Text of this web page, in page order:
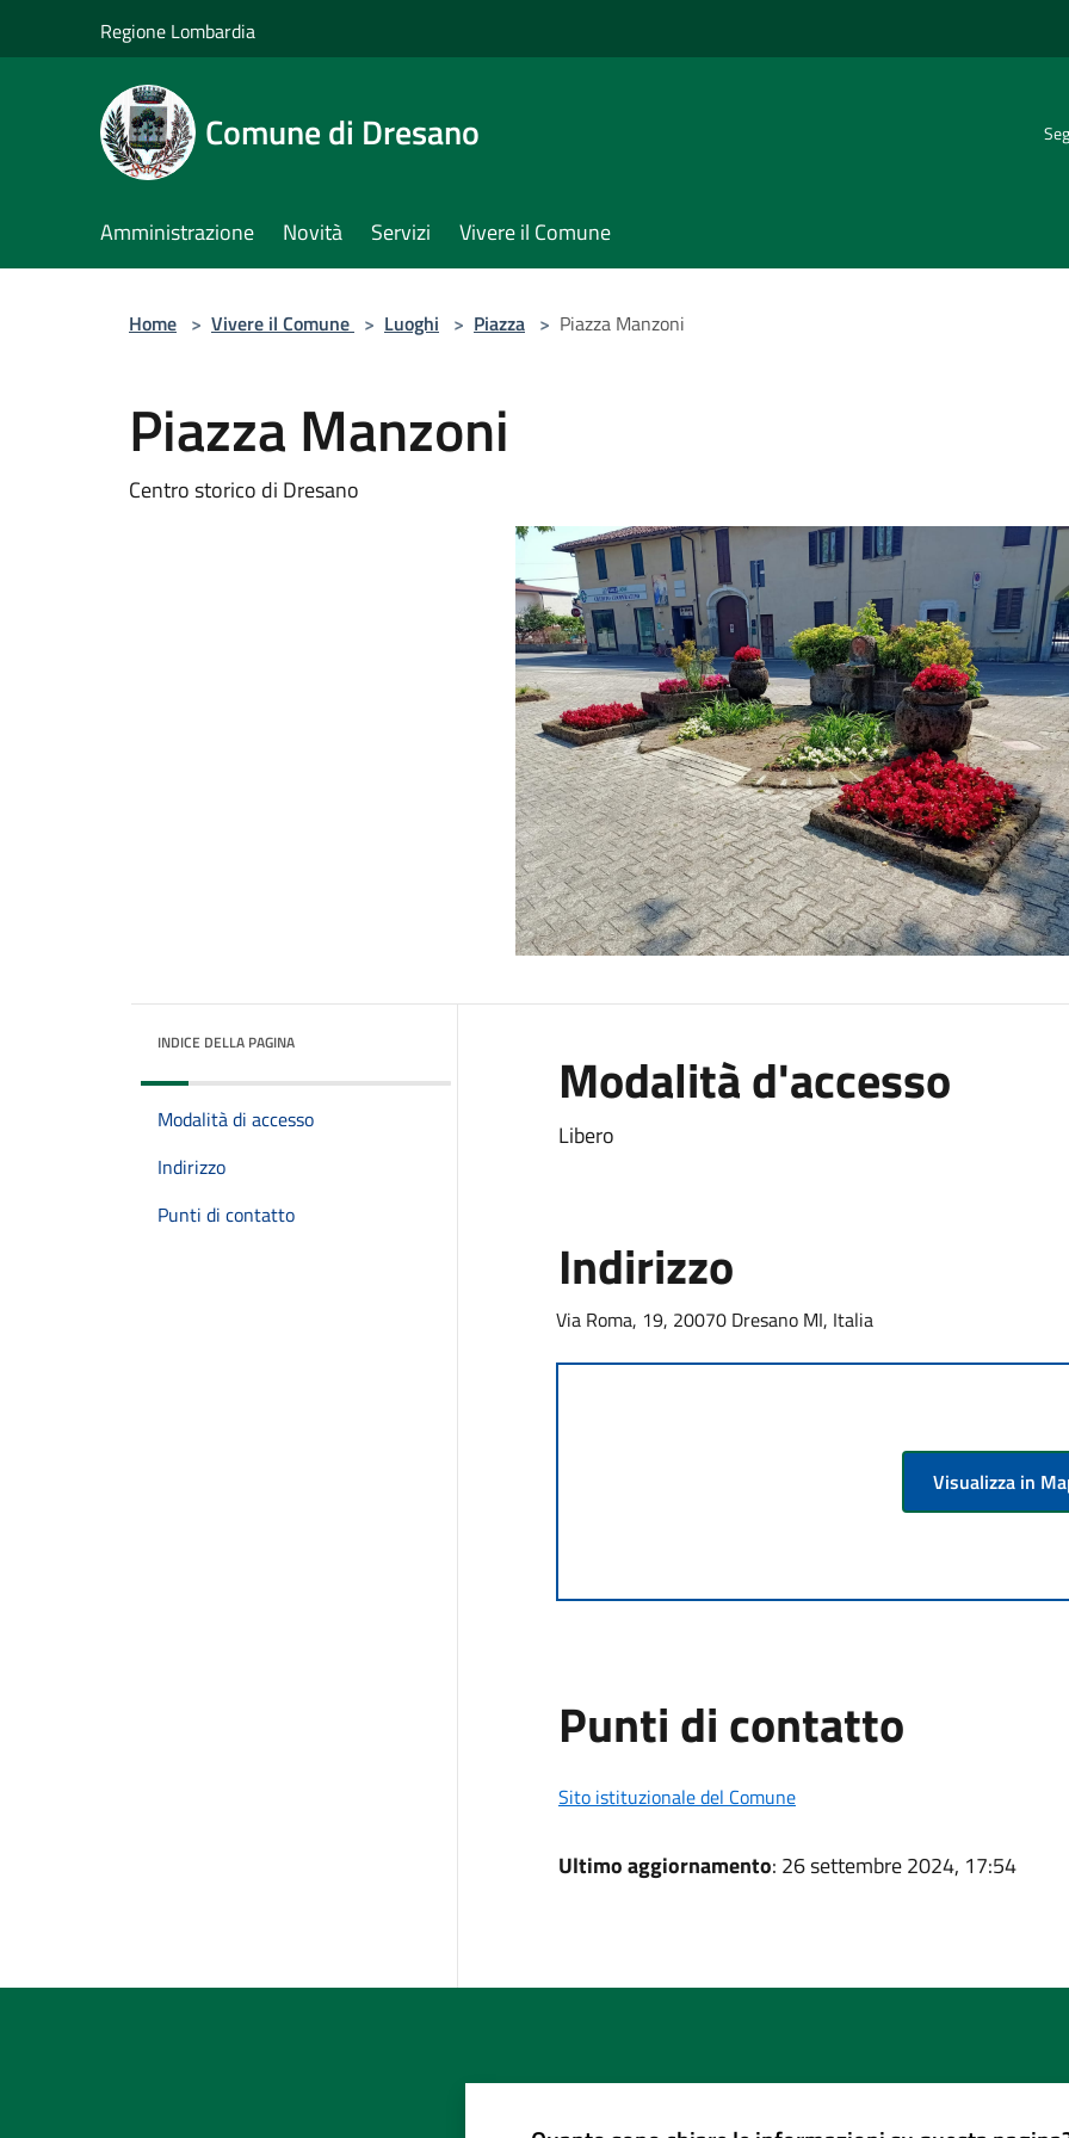
Regione Lombardia
Comune di Dresano
Amministrazione Novità Servizi Vivere il Comune
Home > Vivere il Comune > Luoghi > Piazza > Piazza Manzoni
Piazza Manzoni
Centro storico di Dresano
INDICE DELLA PAGINA
Modalità di accesso
Indirizzo
Punti di contatto
Modalità d'accesso
Libero
Indirizzo
Via Roma, 19, 20070 Dresano MI, Italia
Visualizza in
Punti di contatto
Sito istituzionale del Comune
Ultimo aggiornamento: 26 settembre 2024, 17:54